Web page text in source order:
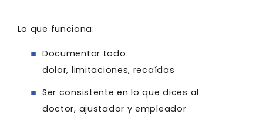
Lo que funciona:
Documentar todo:
dolor, limitaciones, recaídas
Ser consistente en lo que dices al
doctor, ajustador y empleador